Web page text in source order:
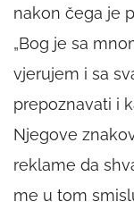
nakon čega je
„Bog je sa
vjerujem i sa
prepoznavati i
Njegove
reklame da
me u tom